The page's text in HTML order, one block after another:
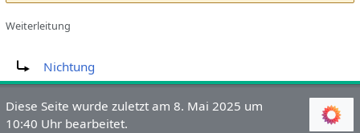
Weiterleitung
Nichtung
Diese Seite wurde zuletzt am 8. Mai 2025 um
10:40 Uhr bearbeitet.